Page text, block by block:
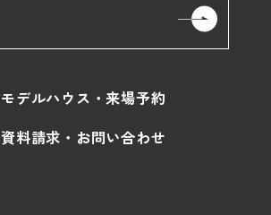
モデルハウス・来場予約
資料請求・お問い合わせ